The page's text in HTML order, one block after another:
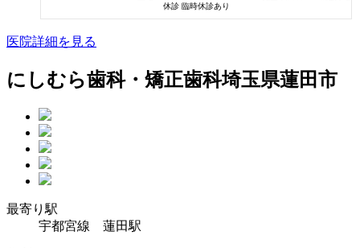
休診 臨時休診あり
医院詳細を見る
にしむら歯科・矯正歯科埼玉県蓮田市
最寄り駅
宇都宮線 蓮田駅